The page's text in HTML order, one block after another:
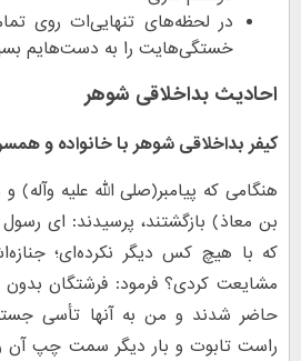
در لحظه‌های تنهایی‌ات روی
خستگی‌هایت را به دست‌هایم
احادیث بداخلاقی شوهر
کیفر بداخلاقی شوهر با خانواده و
هنگامی که پیامبر(صلی الله علیه
بن معاذ) بازگشتند، پرسیدند: ای
که با هیچ کس دیگر نکرده‌ای؛
مشایعت کردی؟ فرمود: فرشتگان
حاضر شدند و من به آنها تأسی
راست تابوت و بار دیگر سمت چپ آن